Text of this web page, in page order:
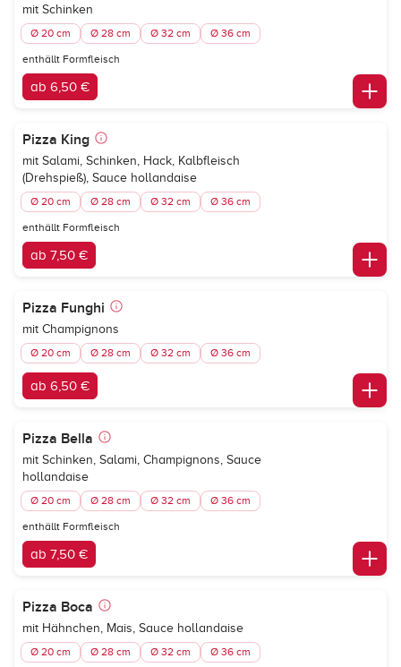
mit Schinken
Ø 20 cm Ø 28 cm Ø 32 cm Ø 36 cm
enthällt Formfleisch
ab 6,50 €
Pizza King
mit Salami, Schinken, Hack, Kalbfleisch
(Drehspieß), Sauce hollandaise
Ø 20 cm Ø 28 cm Ø 32 cm Ø 36 cm
enthällt Formfleisch
ab 7,50 €
Pizza Funghi
mit Champignons
Ø 20 cm Ø 28 cm Ø 32 cm Ø 36 cm
ab 6,50 €
Pizza Bella
mit Schinken, Salami, Champignons, Sauce
hollandaise
Ø 20 cm Ø 28 cm Ø 32 cm Ø 36 cm
enthällt Formfleisch
ab 7,50 €
Pizza Boca
mit Hähnchen, Mais, Sauce hollandaise
Ø 20 cm Ø 28 cm Ø 32 cm Ø 36 cm